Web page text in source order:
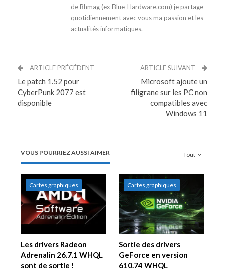
de Bhmag (ex Blue-Hardware.com) je partage
quotidiennement avec vous ma passion et les
actualités informatiques.
ARTICLE PRÉCÉDENT
Le patch 1.52 pour
CyberPunk 2077 est
disponible
ARTICLE SUIVANT
Microsoft ajoute un
filigrane sur les PC non
compatibles avec
Windows 11
Tout
VOUS POURRIEZ AUSSI AIMER
Cartes graphiques
Les drivers Radeon
Adrenalin 26.7.1 WHQL
sont de sortie !
Cartes graphiques
Sortie des drivers
GeForce en version
610.74 WHQL